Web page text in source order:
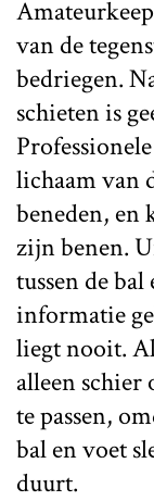
van de
bedriegen.
schieten is
lichaam van
beneden,
zijn benen.
tussen de
informatie
liegt nooit.
alleen
te passen,
bal en voet
duurt.